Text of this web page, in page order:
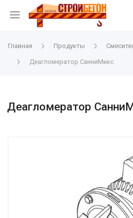
Главная Продукты
Деагломератор СанниМикс
Деагломератор